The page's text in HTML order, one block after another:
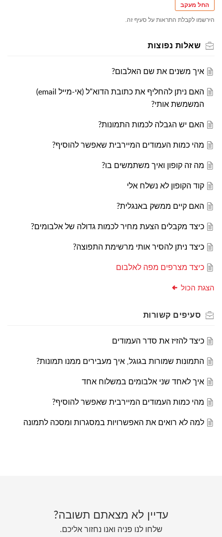
החל מעקב
הירשמו לקבלת התראות על סעיף זה.
שאלות נפוצות
איך משנים את שם האלבום?
האם ניתן להחליף את כתובת הדוא"ל (אי-מייל email)
המשמשת אותי?
האם יש הגבלה לכמות התמונות?
מהי כמות העמודים המיירבית שאפשר להוסיף?
מה זה קופון ואיך משתמשים בו?
קוד הקופון לא נשלח אלי
האם קיים ממשק באנגלית?
כיצד מקבלים הצעת מחיר לכמות גדולה של אלבומים?
כיצד ניתן להסיר אותי מרשימת התפוצה?
כיצד מצרפים מפה לאלבום
הצגת הכול
סעיפים קשורות
כיצד להזיז את סדר העמודים
התמונות שמורות בגוגל, איך מעבירים ממנו תמונות?
איך לאחד שני אלבומים במשלוח אחד
מהי כמות העמודים המיירבית שאפשר להוסיף?
למה לא רואים את האפשרויות במסגרות ומסכה לתמונה
עדיין לא מצאתם תשובה?
שלחו לנו פניה ואנו נחזור אליכם.